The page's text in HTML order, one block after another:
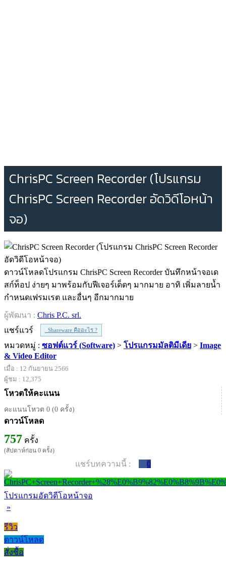
ChrisPC Screen Recorder (โปรแกรม
ChrisPC Screen Recorder อัดวิดีโอหน้า
จอ)
ดาวน์โหลดโปรแกรม ChrisPC Screen Recorder บันทึกหน้าจอเด
สก์ท็อป ง่ายๆ มาพร้อมกับฟีเจอร์เด็ดๆ มากมาย อาทิ เพิ่มลายน้ำ
กำหนดเฟรมเรต และอื่นๆ อีกมากมาย
ผู้พัฒนา : Chris P.C. srl.
แชร์แวร์
Shareware คืออะไร ?
หมวดหมู่ : ซอฟต์แวร์ (Software) > โปรแกรมมัลติมีเดีย > Image
& Video Editor
เมื่อ : 12 กันยายน 2566
ผู้ชม : 12,375
โหวตให้คะแนน
คะแนนโหวต 0 (0 ครั้ง)
ดาวน์โหลด
757 ครั้ง
(สัปดาห์ก่อน 0 ครั้ง)
แชร์บทความนี้ : 0
โปรแกรมอัดวิดีโอหน้าจอ
»
รีวิว
ดาวน์โหลด
สั่งซื้อ